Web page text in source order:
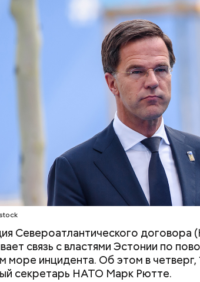
Североатлантического договора
связь с властями Эстонии по
море инцидента. Об этом в четверг,
секретарь НАТО Марк Рютте.
(118 лет)
скончался, не успев
Отоя Ямагути, приверженец
дней Ямагути покончил с
«Поколение соло»: что стоит
за желанием молодежи жить
с фокусом «на себя»